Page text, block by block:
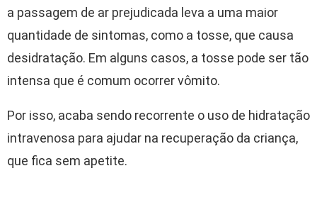
a passagem de ar prejudicada leva a uma maior
quantidade de sintomas, como a tosse, que causa
desidratação. Em alguns casos, a tosse pode ser tão
intensa que é comum ocorrer vômito.
Por isso, acaba sendo recorrente o uso de hidratação
intravenosa para ajudar na recuperação da criança,
que fica sem apetite.